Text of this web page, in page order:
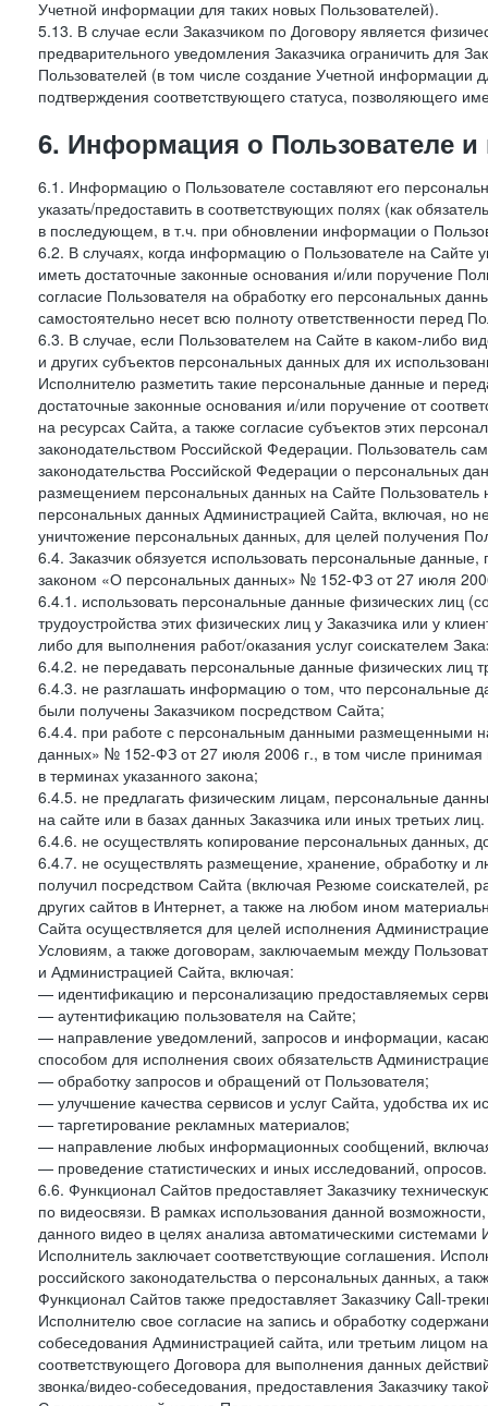
Учетной информации для таких новых Пользователей).
5.13. В случае если Заказчиком по Договору является
предварительного уведомления Заказчика ограничить для
Пользователей (в том числе создание Учетной информации
подтверждения соответствующего статуса, позволяющего
6. Информация о Пользователе
6.1. Информацию о Пользователе составляют его
указать/предоставить в соответствующих полях (как
в последующем, в т.ч. при обновлении информации о
6.2. В случаях, когда информацию о Пользователе на Сайте
иметь достаточные законные основания и/или поручение
согласие Пользователя на обработку его персональных
самостоятельно несет всю полноту ответственности перед
6.3. В случае, если Пользователем на Сайте в каком-либо
и других субъектов персональных данных для их
Исполнителю разметить такие персональные данные и
достаточные законные основания и/или поручение от
на ресурсах Сайта, а также согласие субъектов этих
законодательством Российской Федерации. Пользователь
законодательства Российской Федерации о персональных
размещением персональных данных на Сайте Пользователь
персональных данных Администрацией Сайта, включая, но
уничтожение персональных данных, для целей получения
6.4. Заказчик обязуется использовать персональные
законом «О персональных данных» № 152-ФЗ от 27 июля
6.4.1. использовать персональные данные физических лиц
трудоустройства этих физических лиц у Заказчика или у
либо для выполнения работ/оказания услуг соискателем
6.4.2. не передавать персональные данные физических лиц
6.4.3. не разглашать информацию о том, что персональные
были получены Заказчиком посредством Сайта;
6.4.4. при работе с персональным данными размещенными
данных» № 152-ФЗ от 27 июля 2006 г., в том числе принимая
в терминах указанного закона;
6.4.5. не предлагать физическим лицам, персональные
на сайте или в базах данных Заказчика или иных третьих лиц.
6.4.6. не осуществлять копирование персональных данных,
6.4.7. не осуществлять размещение, хранение, обработку и
получил посредством Сайта (включая Резюме
других сайтов в Интернет, а также на любом ином
Сайта осуществляется для целей исполнения
Условиям, а также договорам, заключаемым между
и Администрацией Сайта, включая:
— идентификацию и персонализацию предоставляемых
— аутентификацию пользователя на Сайте;
— направление уведомлений, запросов и информации,
способом для исполнения своих обязательств
— обработку запросов и обращений от Пользователя;
— улучшение качества сервисов и услуг Сайта, удобства их
— таргетирование рекламных материалов;
— направление любых информационных сообщений,
— проведение статистических и иных исследований, опросов.
6.6. Функционал Сайтов предоставляет Заказчику
по видеосвязи. В рамках использования данной
данного видео в целях анализа автоматическими
Исполнитель заключает соответствующие соглашения.
российского законодательства о персональных данных, а
Функционал Сайтов также предоставляет Заказчику Call-
Исполнителю свое согласие на запись и обработку
собеседования Администрацией сайта, или третьим лицом
соответствующего Договора для выполнения данных
звонка/видео-собеседования, предоставления Заказчику